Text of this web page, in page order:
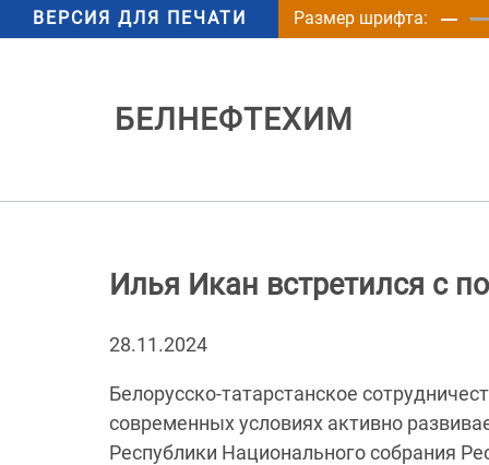
ВЕРСИЯ ДЛЯ ПЕЧАТИ Размер шрифта:
БЕЛНЕФТЕХИМ
Илья Икан встретился с
28.11.2024
Белорусско-татарстанское
современных условиях активно
Республики Национального собрания